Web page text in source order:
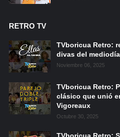
RETRO TV
TVboricua Retro:
divas del mediodía
Noviembre 06, 2025
TVboricua Retro:
clásico que unió
Vigoreaux
Octubre 30, 2025